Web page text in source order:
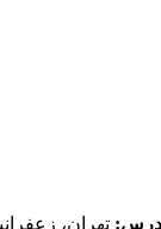
تهران، زعفرانیه،